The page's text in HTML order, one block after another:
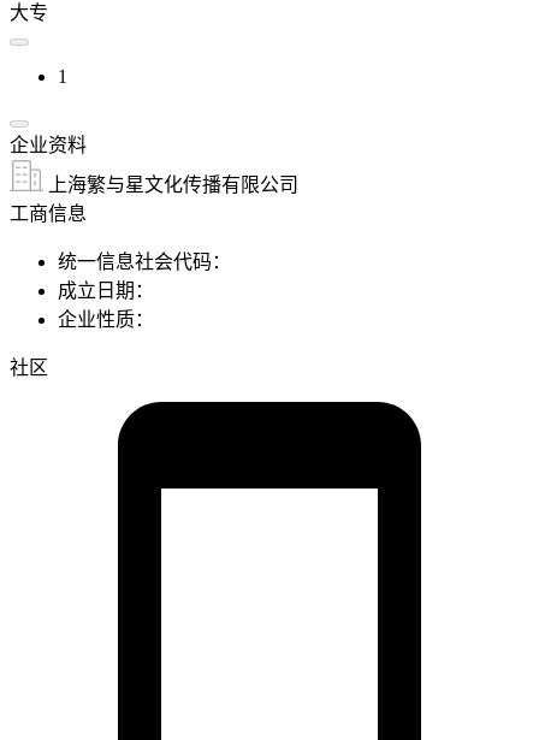
大专
1
企业资料
上海繁与星文化传播有限公司
工商信息
统一信息社会代码：
成立日期：
企业性质：
社区